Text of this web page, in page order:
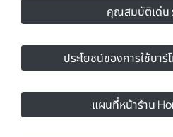
คุณสมบัติเด่น
ประโยชน์ของการใช้บา
แผนที่หน้าร้าน